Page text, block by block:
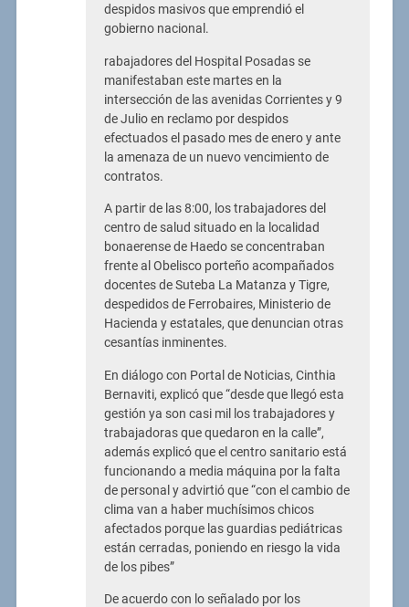
despidos masivos que emprendió el
gobierno nacional.
rabajadores del Hospital Posadas se
manifestaban este martes en la
intersección de las avenidas Corrientes y 9
de Julio en reclamo por despidos
efectuados el pasado mes de enero y ante
la amenaza de un nuevo vencimiento de
contratos.
A partir de las 8:00, los trabajadores del
centro de salud situado en la localidad
bonaerense de Haedo se concentraban
frente al Obelisco porteño acompañados
docentes de Suteba La Matanza y Tigre,
despedidos de Ferrobaires, Ministerio de
Hacienda y estatales, que denuncian otras
cesantías inminentes.
En diálogo con Portal de Noticias, Cinthia
Bernaviti, explicó que “desde que llegó esta
gestión ya son casi mil los trabajadores y
trabajadoras que quedaron en la calle”,
además explicó que el centro sanitario está
funcionando a media máquina por la falta
de personal y advirtió que “con el cambio de
clima van a haber muchísimos chicos
afectados porque las guardias pediátricas
están cerradas, poniendo en riesgo la vida
de los pibes”
De acuerdo con lo señalado por los